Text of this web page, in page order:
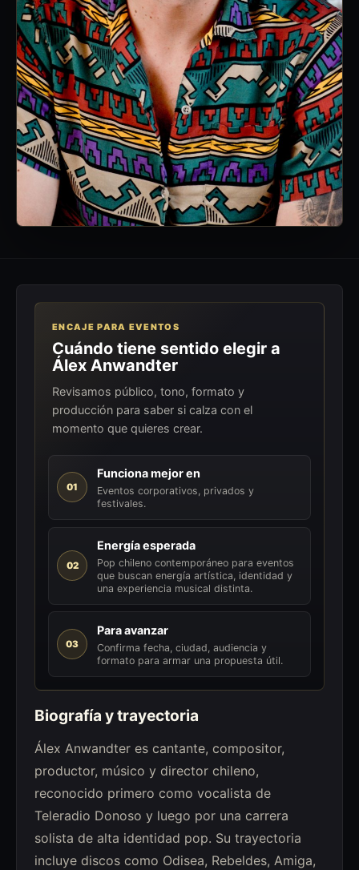
ENCAJE PARA EVENTOS
Cuándo tiene sentido elegir a
Álex Anwandter
Revisamos público, tono, formato y
producción para saber si calza con el
momento que quieres crear.
01
Funciona mejor en
Eventos corporativos, privados y
festivales.
02
Energía esperada
Pop chileno contemporáneo para eventos
que buscan energía artística, identidad y
una experiencia musical distinta.
03
Para avanzar
Confirma fecha, ciudad, audiencia y
formato para armar una propuesta útil.
Biografía y trayectoria
Álex Anwandter es cantante, compositor,
productor, músico y director chileno,
reconocido primero como vocalista de
Teleradio Donoso y luego por una carrera
solista de alta identidad pop. Su trayectoria
incluye discos como Odisea, Rebeldes, Amiga,